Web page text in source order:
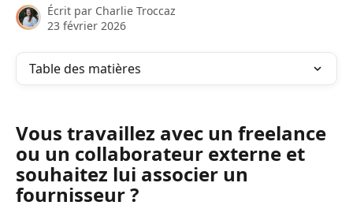
Écrit par Charlie Troccaz
23 février 2026
Table des matières
Vous travaillez avec un freelance
ou un collaborateur externe et
souhaitez lui associer un
fournisseur ?